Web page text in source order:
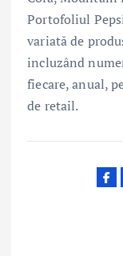
Portofoliul
variată de
incluzând
fiecare, anual,
de retail.